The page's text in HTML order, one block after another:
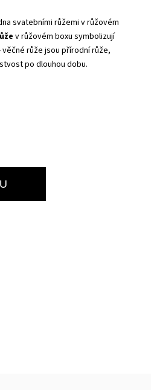
svatebními růžemi v růžovém
v růžovém boxu symbolizují
růže jsou přírodní růže,
po dlouhou dobu.